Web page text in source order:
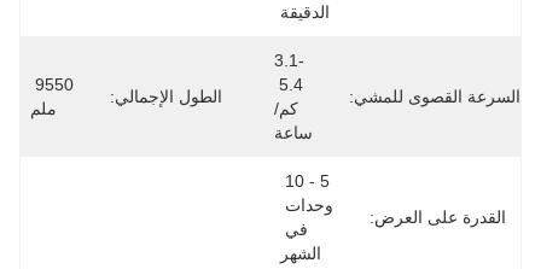
الدقيقة
السرعة القصوى للمشي:
3.1-
كم/
ساعة
الطول الإجمالي:
ملم
القدرة على العرض:
الشهر